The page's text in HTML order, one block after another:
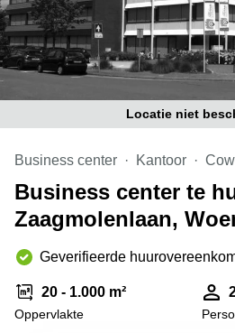
Amsterdam
Westpoort
Business
center
Den
Haag
space
Coworking
Arnhem
Kantoorruimte
in Arnhem
space
Coworking
space
Locatie niet
Business center Kantoor
Business center te
Zaagmolenlaan,
Geverifieerde
20 - 1.000 m²
Oppervlakte